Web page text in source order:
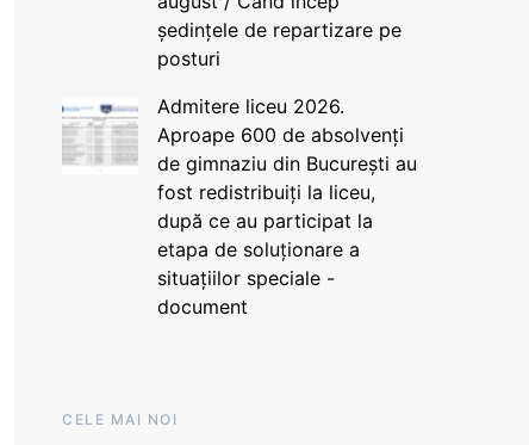
ședințele de repartizare pe
posturi
Admitere liceu 2026.
Aproape 600 de absolvenți
de gimnaziu din București au
fost redistribuiți la liceu,
după ce au participat la
etapa de soluționare a
situațiilor speciale -
document
CELE MAI NOI